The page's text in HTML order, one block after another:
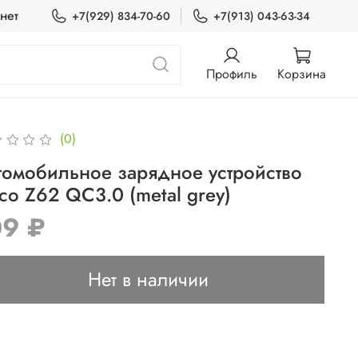
+7(929) 834-70-60 +7(913) 043-63-34
Профиль Корзина
(0)
зарядное устройство
Z62 QC3.0 (metal grey)
₽
Нет в наличии